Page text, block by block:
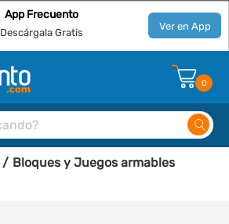
App Frecuento
Descárgala Gratis Ver en App
0
Bloques y Juegos armables